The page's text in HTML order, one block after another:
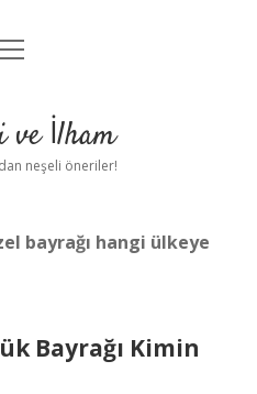
Uyarı
ve İlham
neşeli öneriler!
bayrağı hangi ülkeye
Bayrağı Kimin